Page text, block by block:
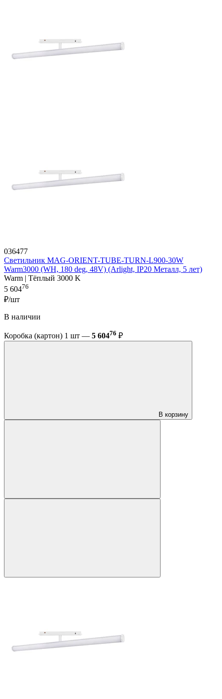
036477
Светильник MAG-ORIENT-TUBE-TURN-L900-30W
Warm3000 (WH, 180 deg, 48V) (Arlight, IP20 Металл, 5 лет)
Warm | Тёплый 3000 K
5 60476
₽/шт
В наличии
Коробка (картон) 1 шт — 5 60476 ₽
В корзину